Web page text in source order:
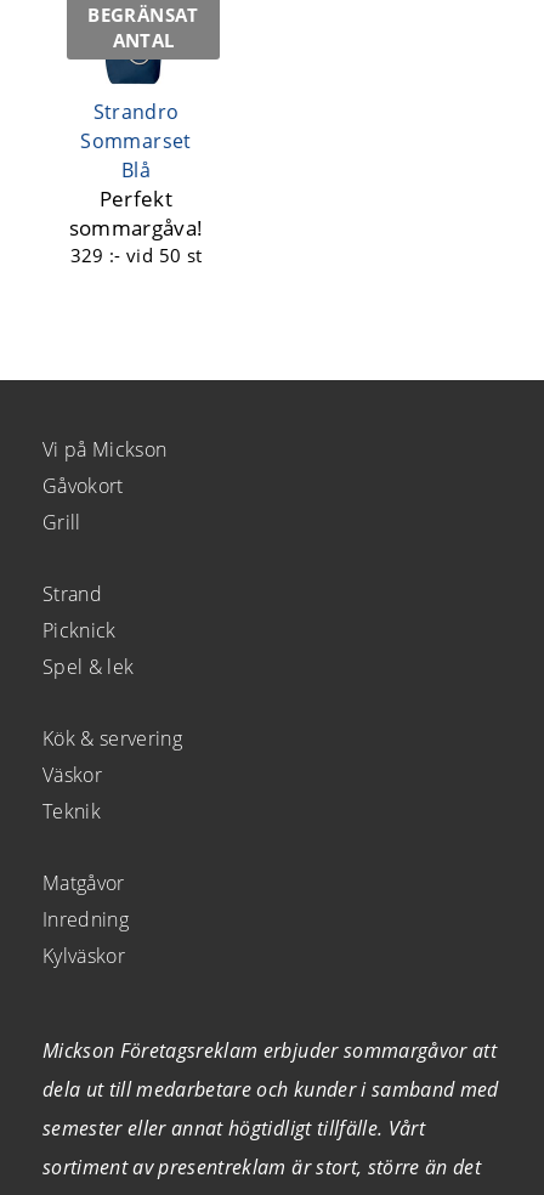
BEGRÄNSAT
ANTAL
Strandro
Sommarset
Blå
Perfekt
sommargåva!
329 :-vid 50 st
Vi på Mickson
Gåvokort
Grill
Strand
Picknick
Spel & lek
Kök & servering
Väskor
Teknik
Matgåvor
Inredning
Kylväskor
Mickson Företagsreklam erbjuder sommargåvor att
dela ut till medarbetare och kunder i samband med
semester eller annat högtidligt tillfälle. Vårt
sortiment av presentreklam är stort, större än det